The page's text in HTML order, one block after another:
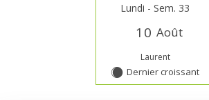
Lundi - Sem. 33
1 0 Août
Laurent
Y Dernier croissant